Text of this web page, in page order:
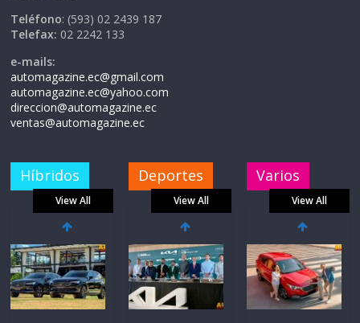
Teléfono: (593) 02 2439 187
Telefax: 02 2242 133
e-mails:
automagazine.ec@gmail.com
automagazine.ec@yahoo.com
direccion@automagazine.ec
ventas@automagazine.ec
Híbridos
View All
Deportes
View All
Varios
View All